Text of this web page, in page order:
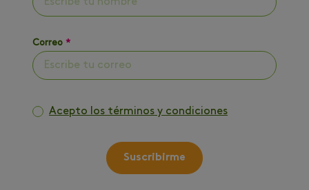
Correo *
Acepto los términos y condiciones
Suscribirme